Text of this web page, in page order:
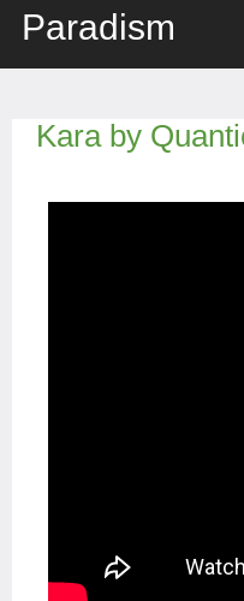
Paradism
Kara by